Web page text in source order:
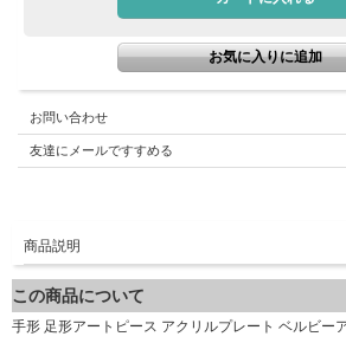
お問い合わせ
友達にメールですすめる
商品説明
この商品について
手形 足形アートピース アクリルプレート ベルビー